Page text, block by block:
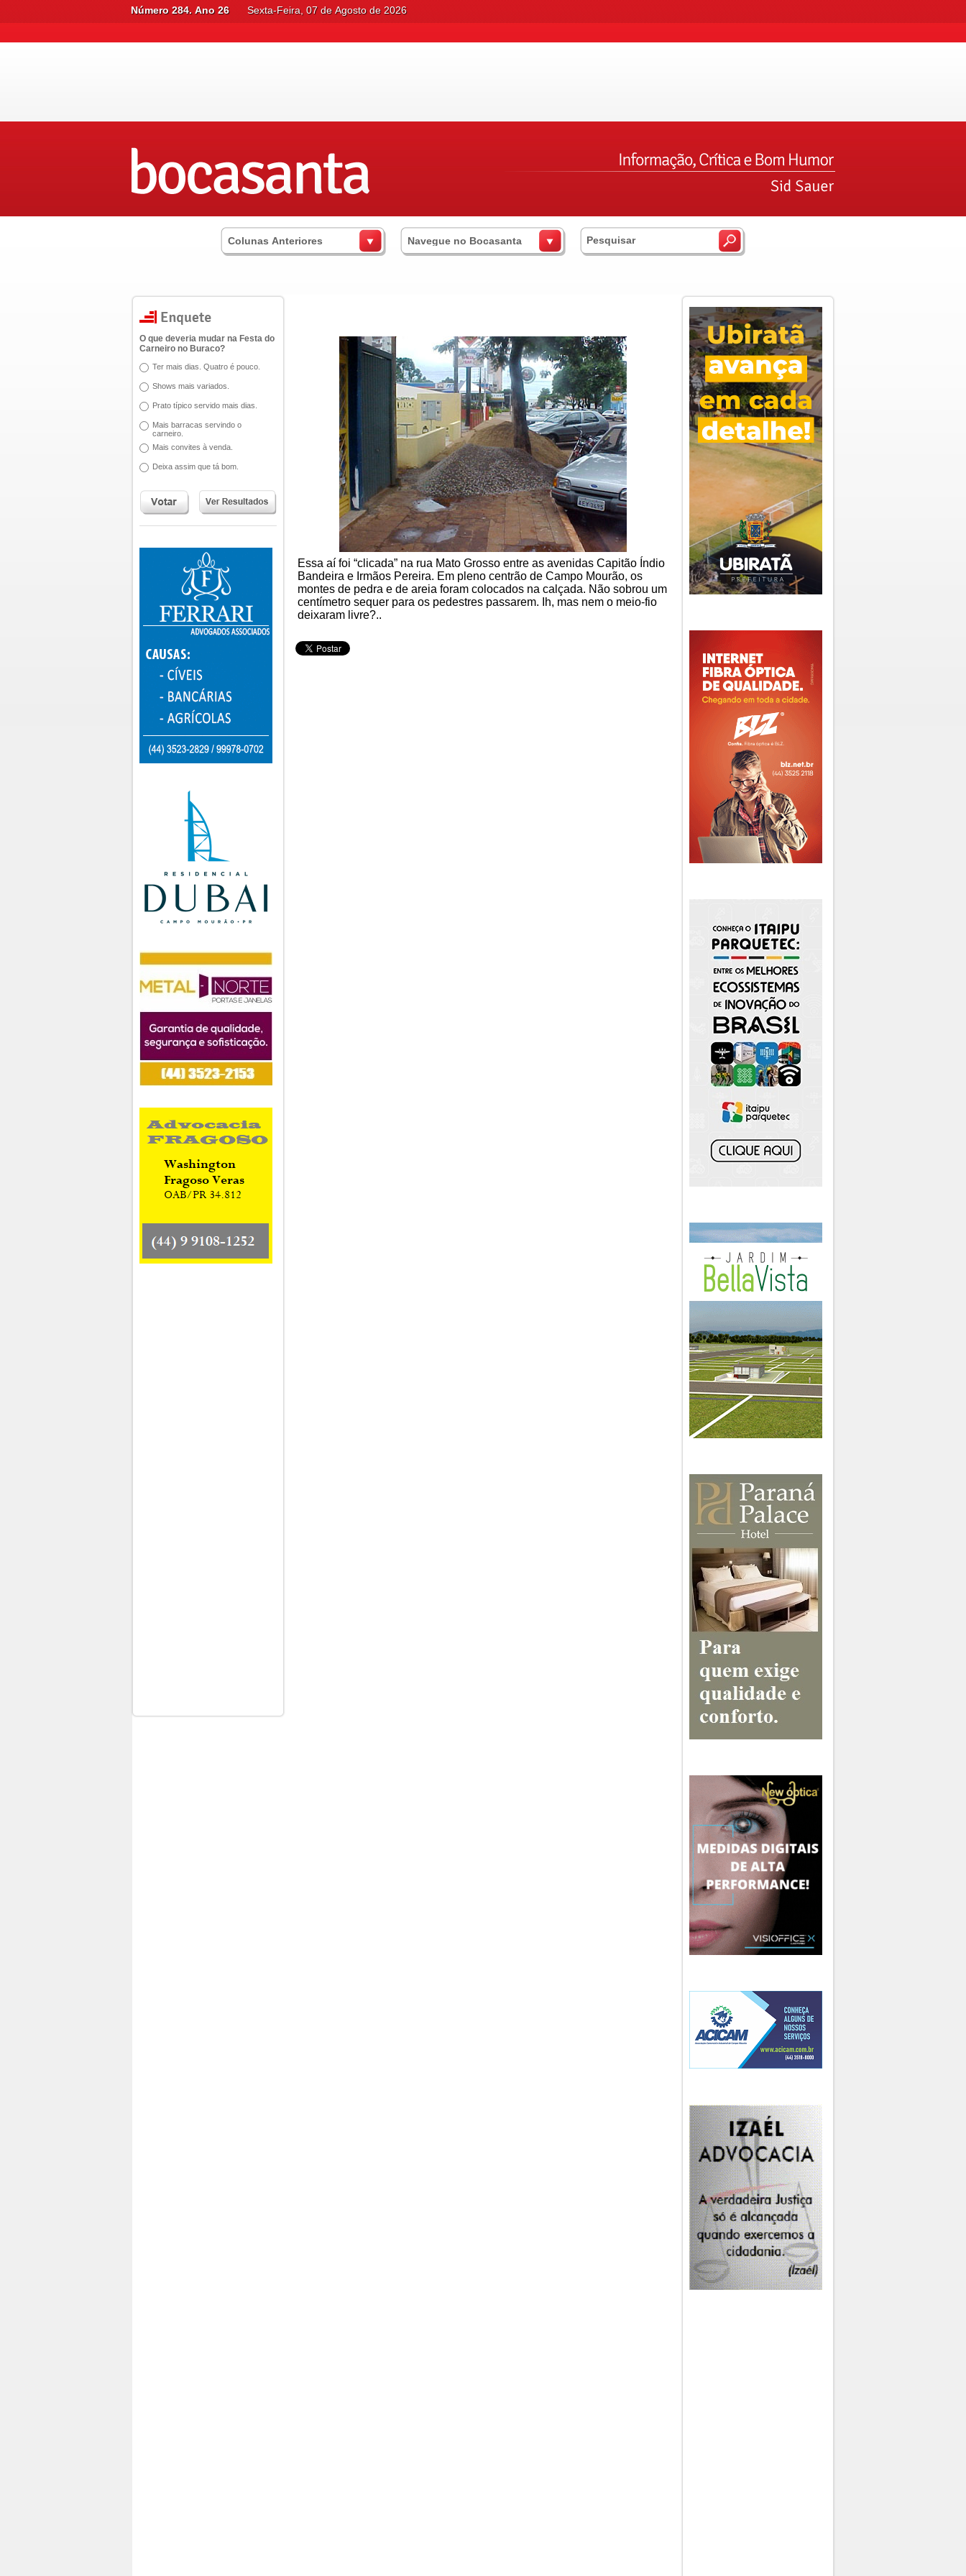
Número 284. Ano 26 Sexta-Feira, 07 de Agosto de 2026
Colunas Anteriores Navegue no Bocasanta
O que deveria mudar na Festa do
Carneiro no Buraco?
Ter mais dias. Quatro é pouco.
Shows mais variados.
Prato típico servido mais dias.
Mais barracas servindo o
carneiro.
Mais convites à venda.
Deixa assim que tá bom.
Essa aí foi “clicada” na rua Mato Grosso entre as avenidas Capitão Índio
Bandeira e Irmãos Pereira. Em pleno centrão de Campo Mourão, os
montes de pedra e de areia foram colocados na calçada. Não sobrou um
centímetro sequer para os pedestres passarem. Ih, mas nem o meio-fio
deixaram livre?..